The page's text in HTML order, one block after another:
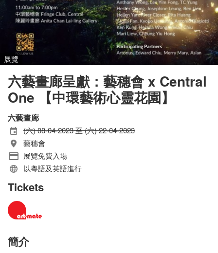
展覽
六藝畫廊呈獻：藝穗會 x Central
One 【中環藝術心靈花園】
六藝畫廊
(六) 08-04-2023 至 (六) 22-04-2023
藝穗會
展覽免費入場
以粵語及英語進行
Tickets
簡介